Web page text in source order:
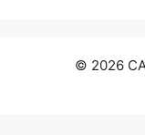
© 2026